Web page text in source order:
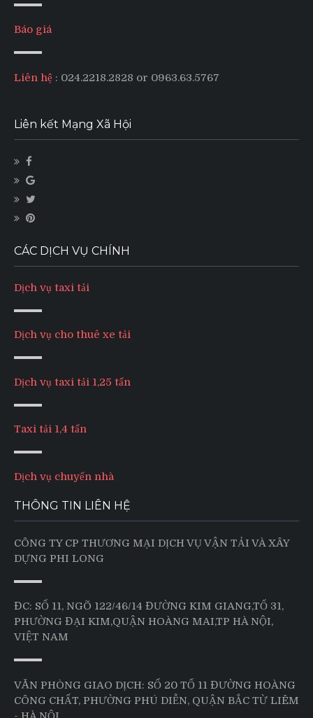
Báo giá
Liên hệ : 024.2218.2828 or 0963.63.5767
Liên kết Mạng Xã Hội
CÁC DỊCH VỤ CHÍNH
Dịch vụ taxi tải
Dịch vụ cho thuê xe tải
Dịch vụ taxi tải 1,25 tấn
Taxi tải 1,4 tấn
Dịch vụ chuyển nhà
THÔNG TIN LIÊN HỆ
CÔNG TY CP THƯƠNG MẠI DỊCH VỤ VẬN TẢI VÀ XÂY
DỰNG PHI LONG
ĐC: SỐ 11, NGÕ 122/46/14 ĐƯỜNG KIM GIANG,TỔ 31,
PHƯỜNG ĐẠI KIM,QUẬN HOÀNG MAI,TP HÀ NỘI,
VIỆT NAM
VĂN PHÒNG GIAO DỊCH: SỐ 20 TỔ 11 ĐƯỜNG HOÀNG
CÔNG CHẤT, PHƯỜNG PHÚ DIỄN, QUẬN BẮC TỪ LIÊM